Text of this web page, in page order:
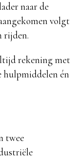
naar de
volgt
rijden.
rekening met
hulpmiddelen én
twee